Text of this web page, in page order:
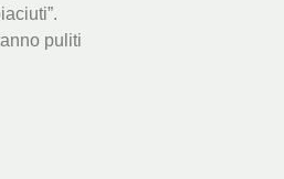
puliti